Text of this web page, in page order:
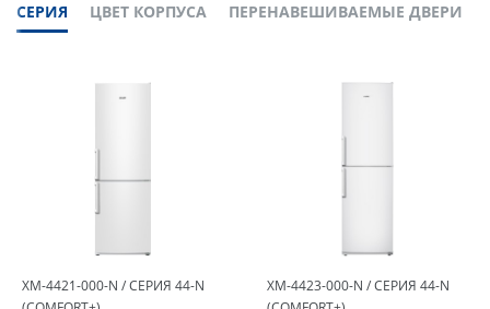
СЕРИЯ ЦВЕТ КОРПУСА ПЕРЕНАВЕШИВАЕМЫЕ ДВЕРИ
ХМ-4421-000-N / СЕРИЯ 44-N
ХМ-4423-000-N / СЕРИЯ 44-N